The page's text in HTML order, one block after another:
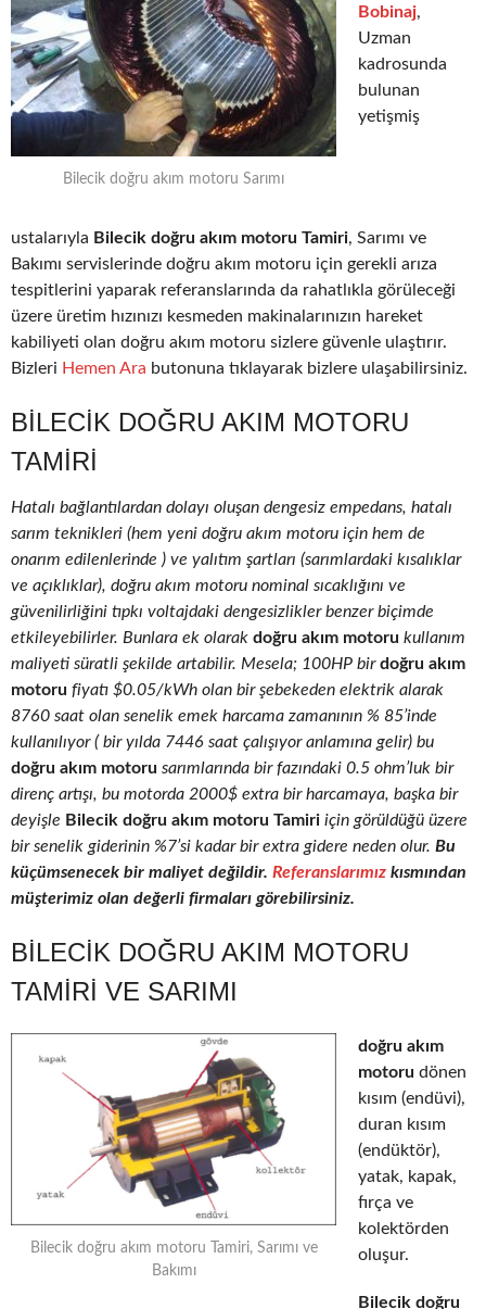
Bilecik doğru akım motoru Sarımı
Bobinaj,
Uzman
kadrosunda
bulunan
yetişmiş
ustalarıyla Bilecik doğru akım motoru Tamiri, Sarımı ve
Bakımı servislerinde doğru akım motoru için gerekli arıza
tespitlerini yaparak referanslarında da rahatlıkla görüleceği
üzere üretim hızınızı kesmeden makinalarınızın hareket
kabiliyeti olan doğru akım motoru sizlere güvenle ulaştırır.
Bizleri Hemen Ara butonuna tıklayarak bizlere ulaşabilirsiniz.
BILECIK DOĞRU AKIM MOTORU
TAMIRI
Hatalı bağlantılardan dolayı oluşan dengesiz empedans, hatalı
sarım teknikleri (hem yeni doğru akım motoru için hem de
onarım edilenlerinde ) ve yalıtım şartları (sarımlardaki kısalıklar
ve açıklıklar), doğru akım motoru nominal sıcaklığını ve
güvenilirliğini tıpkı voltajdaki dengesizlikler benzer biçimde
etkileyebilirler. Bunlara ek olarak doğru akım motoru kullanım
maliyeti süratli şekilde artabilir. Mesela; 100HP birdoğru akım
motoru fiyatı $0.05/kWh olan bir şebekeden elektrik alarak
8760 saat olan senelik emek harcama zamanının % 85’inde
kullanılıyor ( bir yılda 7446 saat çalışıyor anlamına gelir) bu
doğru akım motoru sarımlarında bir fazındaki 0.5 ohm’luk bir
direnç artışı, bu motorda 2000$ extra bir harcamaya, başka bir
deyişle Bilecik doğru akım motoru Tamiri için görüldüğü üzere
bir senelik giderinin %7’si kadar bir extra gidere neden olur. Bu
küçümsenecek bir maliyet değildir. Referanslarımız kısmından
müşterimiz olan değerli firmaları görebilirsiniz.
BILECIK DOĞRU AKIM MOTORU
TAMIRI VE SARIMI
Bilecik doğru akım motoru Tamiri, Sarımı ve
Bakımı
doğru akım
motoru dönen
kısım (endüvi),
duran kısım
(endüktör),
yatak, kapak,
fırça ve
kolektörden
oluşur.
Bilecik doğru